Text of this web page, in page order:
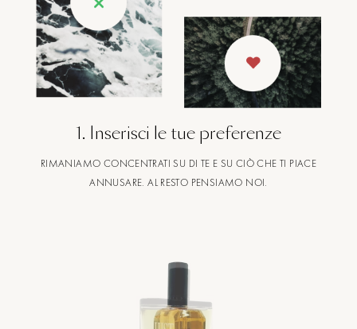
1. Inserisci le tue preferenze
RIMANIAMO CONCENTRATI SU DI TE E SU CIÒ CHE TI PIACE
ANNUSARE. AL RESTO PENSIAMO NOI.